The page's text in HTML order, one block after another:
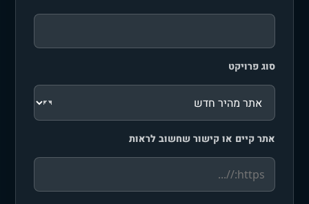
סוג פרויקט
אתר קיים או קישור שחשוב לראות